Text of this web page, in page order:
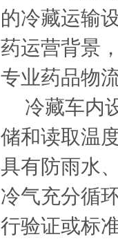
的冷藏运输
药运营背景
专业药品物
冷藏车内
储和读取温
具有防雨水
冷气充分循
行验证或标